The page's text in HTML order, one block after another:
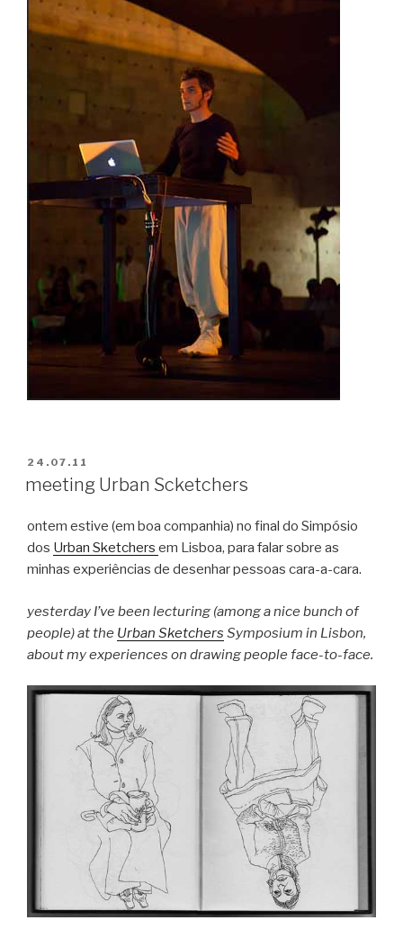
PUBLICADO
24.07.11
meeting Urban Scketchers
ontem estive (em boa companhia) no final do Simpósio
dos Urban Sketchers em Lisboa, para falar sobre as
minhas experiências de desenhar pessoas cara-a-cara.
yesterday I’ve been lecturing (among a nice bunch of
people) at the Urban Sketchers Symposium in Lisbon,
about my experiences on drawing people face-to-face.